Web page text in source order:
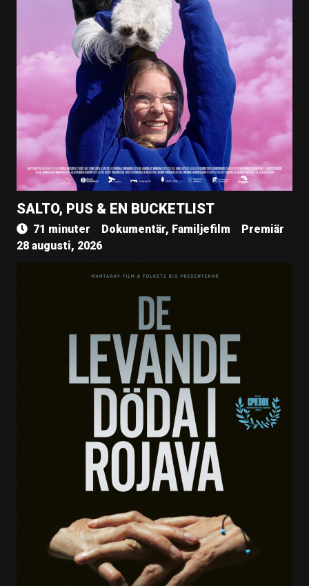
SALTO, PUS & EN BUCKETLIST
71 minuter Dokumentär, Familjefilm
Premiär
28 augusti, 2026